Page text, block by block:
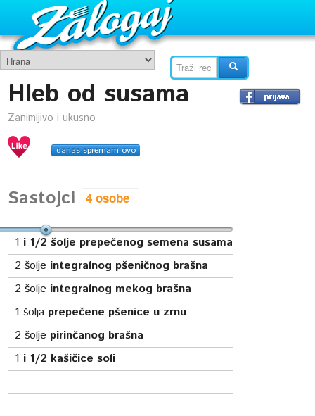
Hleb od susama
Zanimljivo i ukusno
danas spremam ovo
Sastojci
1 i 1/2 šolje prepečenog semena susama
2 šolje integralnog pšeničnog brašna
2 šolje integralnog mekog brašna
1 šolja prepečene pšenice u zrnu
2 šolje pirinčanog brašna
1 i 1/2 kašičice soli